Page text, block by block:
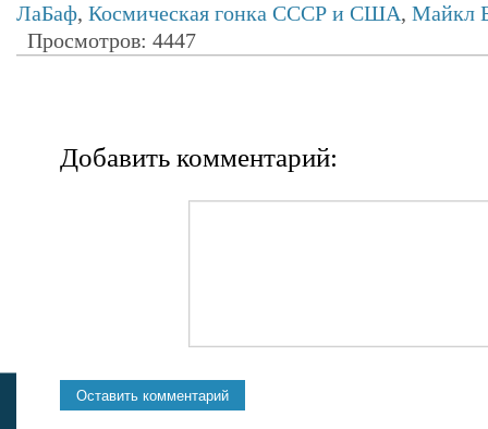
ЛаБаф, Космическая гонка СССР и США, Майкл
Просмотров: 4447
Добавить комментарий: